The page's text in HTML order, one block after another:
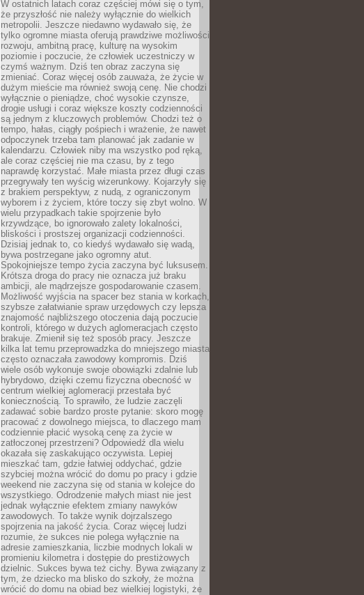
W ostatnich latach coraz częściej mówi się o tym,
że przyszłość nie należy wyłącznie do wielkich
metropolii. Jeszcze niedawno wydawało się, że
tylko ogromne miasta oferują prawdziwe możliwości
rozwoju, ambitną pracę, kulturę na wysokim
poziomie i poczucie, że człowiek uczestniczy w
czymś ważnym. Dziś ten obraz zaczyna się
zmieniać. Coraz więcej osób zauważa, że życie w
dużym mieście ma również swoją cenę. Nie chodzi
wyłącznie o pieniądze, choć wysokie czynsze,
drogie usługi i coraz większe koszty codzienności
są jednym z kluczowych problemów. Chodzi też o
tempo, hałas, ciągły pośpiech i wrażenie, że nawet
odpoczynek trzeba tam planować jak zadanie w
kalendarzu. Człowiek niby ma wszystko pod ręką,
ale coraz częściej nie ma czasu, by z tego
naprawdę korzystać. Małe miasta przez długi czas
przegrywały ten wyścig wizerunkowy. Kojarzyły się
z brakiem perspektyw, z nudą, z ograniczonym
wyborem i z życiem, które toczy się zbyt wolno. W
wielu przypadkach takie spojrzenie było
krzywdzące, bo ignorowało zalety lokalności,
bliskości i prostszej organizacji codzienności.
Dzisiaj jednak to, co kiedyś wydawało się wadą,
bywa postrzegane jako ogromny atut.
Spokojniejsze tempo życia zaczyna być luksusem.
Krótsza droga do pracy nie oznacza już braku
ambicji, ale mądrzejsze gospodarowanie czasem.
Możliwość wyjścia na spacer bez stania w korkach,
szybsze załatwianie spraw urzędowych czy lepsza
znajomość najbliższego otoczenia dają poczucie
kontroli, którego w dużych aglomeracjach często
brakuje. Zmienił się też sposób pracy. Jeszcze
kilka lat temu przeprowadzka do mniejszego miasta
często oznaczała zawodowy kompromis. Dziś
wiele osób wykonuje swoje obowiązki zdalnie lub
hybrydowo, dzięki czemu fizyczna obecność w
centrum wielkiej aglomeracji przestała być
koniecznością. To sprawiło, że ludzie zaczęli
zadawać sobie bardzo proste pytanie: skoro mogę
pracować z dowolnego miejsca, to dlaczego mam
codziennie płacić wysoką cenę za życie w
zatłoczonej przestrzeni? Odpowiedź dla wielu
okazała się zaskakująco oczywista. Lepiej
mieszkać tam, gdzie łatwiej oddychać, gdzie
szybciej można wrócić do domu po pracy i gdzie
weekend nie zaczyna się od stania w kolejce do
wszystkiego. Odrodzenie małych miast nie jest
jednak wyłącznie efektem zmiany nawyków
zawodowych. To także wynik dojrzalszego
spojrzenia na jakość życia. Coraz więcej ludzi
rozumie, że sukces nie polega wyłącznie na
adresie zamieszkania, liczbie modnych lokali w
promieniu kilometra i dostępie do prestiżowych
dzielnic. Sukces bywa też cichy. Bywa związany z
tym, że dziecko ma blisko do szkoły, że można
wrócić do domu na obiad bez wielkiej logistyki, że